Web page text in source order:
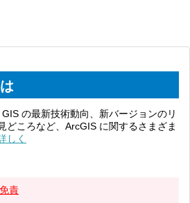
の最新技術動向、新バージョンのリ
どころなど、ArcGIS に関するさまざま
しく
責